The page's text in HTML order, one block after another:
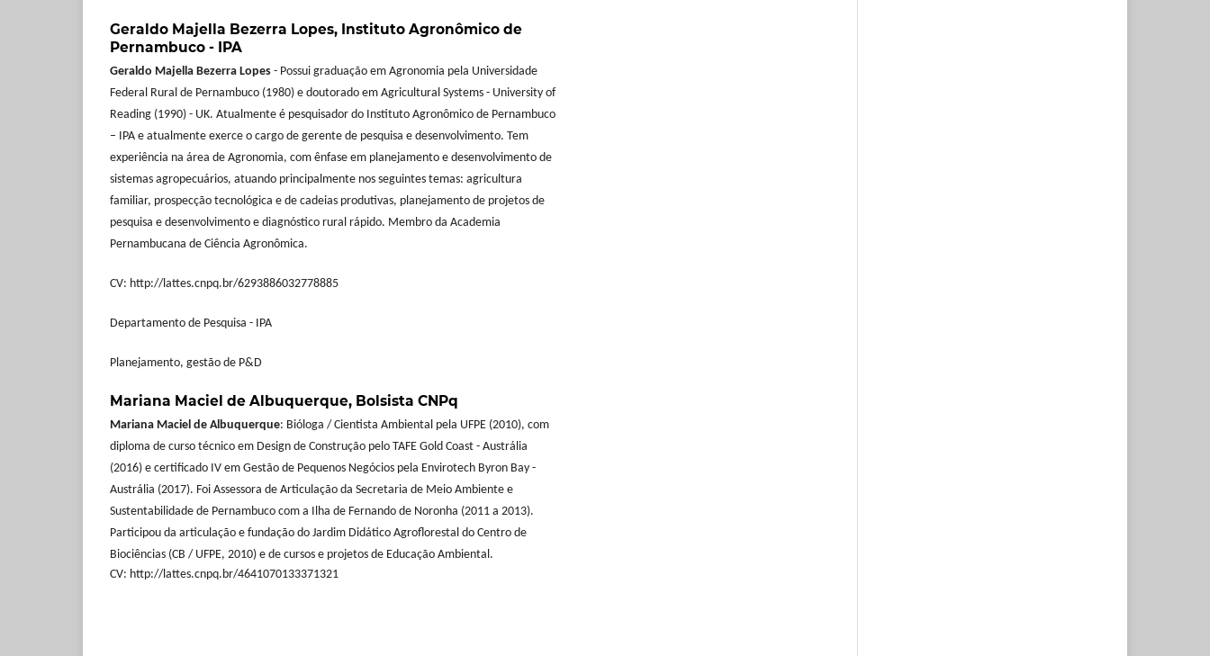
Geraldo Majella Bezerra Lopes, Instituto Agronômico de
Pernambuco - IPA
Geraldo Majella Bezerra Lopes - Possui graduação em Agronomia pela Universidade
Federal Rural de Pernambuco (1980) e doutorado em Agricultural Systems - University of
Reading (1990) - UK. Atualmente é pesquisador do Instituto Agronômico de Pernambuco
– IPA e atualmente exerce o cargo de gerente de pesquisa e desenvolvimento. Tem
experiência na área de Agronomia, com ênfase em planejamento e desenvolvimento de
sistemas agropecuários, atuando principalmente nos seguintes temas: agricultura
familiar, prospecção tecnológica e de cadeias produtivas, planejamento de projetos de
pesquisa e desenvolvimento e diagnóstico rural rápido. Membro da Academia
Pernambucana de Ciência Agronômica.
CV: http://lattes.cnpq.br/6293886032778885
Departamento de Pesquisa - IPA
Planejamento, gestão de P&D
Mariana Maciel de Albuquerque, Bolsista CNPq
Mariana Maciel de Albuquerque: Bióloga / Cientista Ambiental pela UFPE (2010), com
diploma de curso técnico em Design de Construção pelo TAFE Gold Coast - Austrália
(2016) e certificado IV em Gestão de Pequenos Negócios pela Envirotech Byron Bay -
Austrália (2017). Foi Assessora de Articulação da Secretaria de Meio Ambiente e
Sustentabilidade de Pernambuco com a Ilha de Fernando de Noronha (2011 a 2013).
Participou da articulação e fundação do Jardim Didático Agroflorestal do Centro de
Biociências (CB / UFPE, 2010) e de cursos e projetos de Educação Ambiental.
CV: http://lattes.cnpq.br/4641070133371321